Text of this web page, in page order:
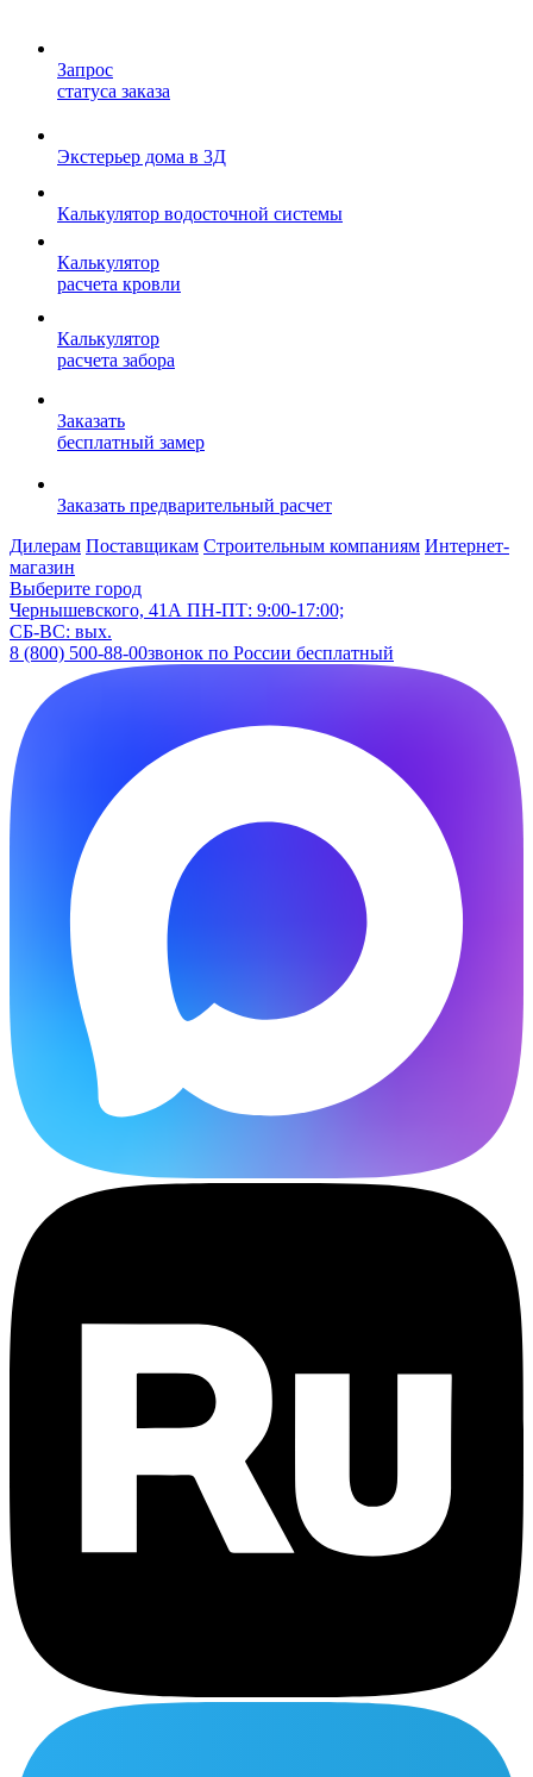
Запрос
статуса заказа
Экстерьер дома в 3Д
Калькулятор водосточной системы
Калькулятор
расчета кровли
Калькулятор
расчета забора
Заказать
бесплатный замер
Заказать предварительный расчет
Дилерам Поставщикам Строительным компаниям Интернет-
магазин
Выберите город
Чернышевского, 41А ПН-ПТ: 9:00-17:00;
СБ-ВС: вых.
8 (800) 500-88-00звонок по России бесплатный